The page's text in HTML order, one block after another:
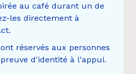
au café durant un de
les directement à
réservés aux personnes
d'identité à l'appui.